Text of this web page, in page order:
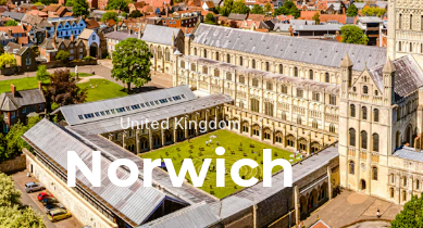
United Kingdom
Norwich